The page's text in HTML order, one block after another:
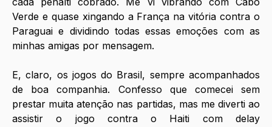
Verde e quase xingando a França na vitória contra o
Paraguai e dividindo todas essas emoções com as
minhas amigas por mensagem.
E, claro, os jogos do Brasil, sempre acompanhados
de boa companhia. Confesso que comecei sem
prestar muita atenção nas partidas, mas me diverti ao
assistir o jogo contra o Haiti com delay